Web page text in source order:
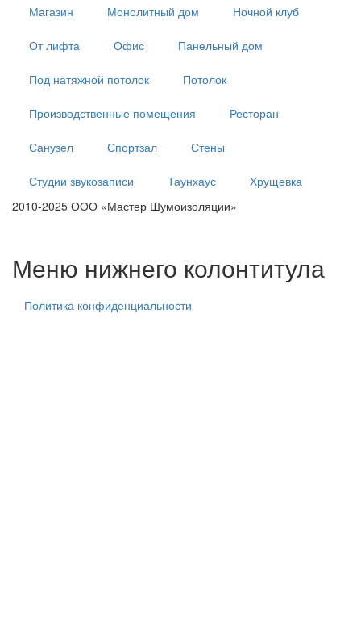
Магазин Монолитный дом Ночной клуб
От лифта Офис Панельный дом
Под натяжной потолок Потолок
Производственные помещения Ресторан
Санузел Спортзал Стены
Студии звукозаписи Таунхаус
Хрущевка
2010-2025 ООО «Мастер Шумоизоляции»
Меню нижнего колонтитула
Политика конфиденциальности